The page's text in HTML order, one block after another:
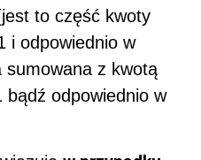
to część kwoty
i odpowiednio w
sumowana z kwotą
odpowiednio w